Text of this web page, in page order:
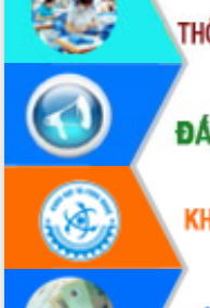
Lấy ý kiến điều chỉnh Quy hoạch
Đắk Lắk thời kỳ 2021-2030, tầm
đến năm 2050
Phát động chiến dịch 30 ngày đêm
giải phóng mặt bằng Tuyến đường bộ
ven biển
Đắk Lắk nỗ lực thúc đẩy tăng trưởng
kinh tế từ 10% trở lên trong Quý
II/2026
Đắk Lắk ký kết thỏa thuận hợp tác
chuyển đổi số giai đoạn 2026 – 2030
với Tập đoàn Bưu chính Viễn thông
Việt Nam